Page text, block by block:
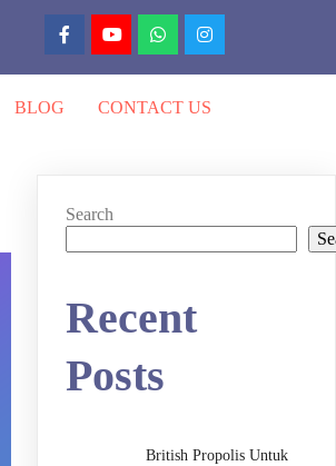
BLOG CONTACT US
Search
Recent
Posts
British Propolis Untuk